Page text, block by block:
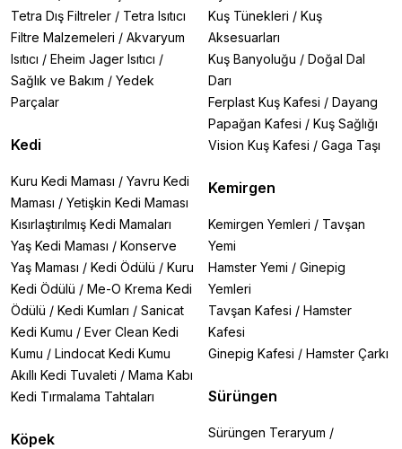
Tetra Dış Filtreler / Tetra Isıtıcı
Filtre Malzemeleri / Akvaryum
Isıtıcı / Eheim Jager Isıtıcı /
Sağlık ve Bakım / Yedek
Parçalar
Kedi
Kuru Kedi Maması / Yavru Kedi
Maması / Yetişkin Kedi Maması
Kısırlaştırılmış Kedi Mamaları
Yaş Kedi Maması / Konserve
Yaş Maması / Kedi Ödülü / Kuru
Kedi Ödülü / Me-O Krema Kedi
Ödülü / Kedi Kumları / Sanicat
Kedi Kumu / Ever Clean Kedi
Kumu / Lindocat Kedi Kumu
Akıllı Kedi Tuvaleti / Mama Kabı
Kedi Tırmalama Tahtaları
Köpek
Kuş Tünekleri / Kuş
Aksesuarları
Kuş Banyoluğu / Doğal Dal
Darı
Ferplast Kuş Kafesi / Dayang
Papağan Kafesi / Kuş Sağlığı
Vision Kuş Kafesi / Gaga Taşı
Kemirgen
Kemirgen Yemleri / Tavşan
Yemi
Hamster Yemi / Ginepig
Yemleri
Tavşan Kafesi / Hamster
Kafesi
Ginepig Kafesi / Hamster Çarkı
Sürüngen
Sürüngen Teraryum /